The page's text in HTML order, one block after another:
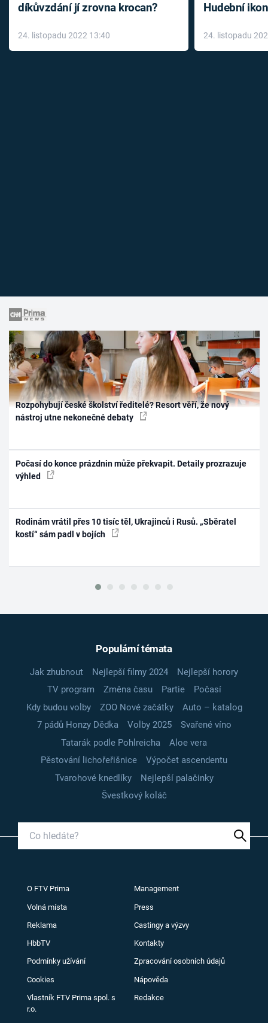
díkůvzdání jí zrovna krocan?
24. listopadu 2022 13:40
Hudební
léky
24. listopadu
Rozpohybují české školství ředitelé? Resort věří, že nový
nástroj utne nekonečné debaty
Počasí do konce prázdnin může překvapit. Detaily prozrazuje
výhled
Rodinám vrátil přes 10 tisíc těl, Ukrajinců i Rusů. „Sběratel
kostí“ sám padl v bojích
Populární témata
Jak zhubnout Nejlepší filmy 2024
Nejlepší horory
TV program
Změna času Partie
Počasí
Kdy budou volby
ZOO Nové začátky
Auto – katalog
7 pádů Honzy Dědka
Volby 2025
Svařené víno
Tatarák podle Pohlreicha
Aloe vera
Pěstování lichořeřišnice
Výpočet ascendentu
Tvarohové knedlíky
Nejlepší palačinky
Švestkový koláč
O FTV Prima Management
Volná místa Press
Reklama Castingy a výzvy
HbbTV Kontakty
Podmínky užívání Zpracování osobních údajů
Cookies Nápověda
Vlastník FTV Prima spol. s
r.o.
Redakce